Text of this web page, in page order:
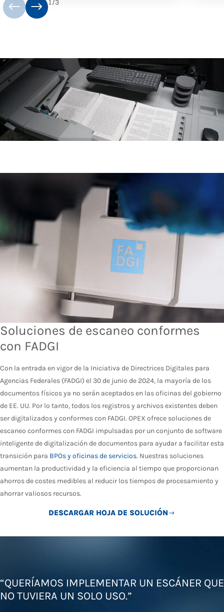
1/3
Soluciones de escaneo conformes
con FADGI
Con la entrada en vigor de la Iniciativa de Directrices Digitales para
Agencias Federales (FADGI) el 30 de junio de 2024, la mayoría de los
documentos físicos ya no serán aceptados en las oficinas del gobierno
de EE. UU. Por lo tanto, todos los registros y archivos existentes deben
ser digitalizados y conformes con FADGI. OPEX ofrece soluciones de
escaneo conformes con FADGI impulsadas por un conjunto de software
inteligente de digitalización de documentos para ayudar a facilitar esta
transición para BPOs y oficinas de servicios. Nuestras soluciones
aumentan la productividad y la eficiencia al tiempo que proporcionan
ahorros de costes medibles al reducir los tiempos de procesamiento y
ahorrar valiosos recursos.
DESCARGAR HOJA DE SOLUCIÓN
“QUERÍAMOS IMPLEMENTAR UN ESCÁNER QUE
NO TUVIERA UN SOLO USO.”